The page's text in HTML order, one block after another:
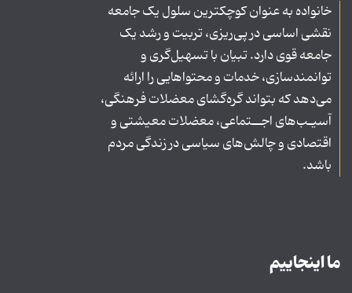
خانواده به عنوان کوچکترین سلول یک جامعه
نقشی اساسی در پی‌ریزی، تربیت و رشد یک
جامعه قوی دارد. تبیان با تسهیل‌گری و
توانمندسازی، خدمات و محتواهایی را ارائه
می‌دهد که بتواند گره‌گشای معضلات فرهنگی،
آسیـب‌های اجــتماعی، معضلات معیشتی و
اقتصادی و چالش‌های سیاسی در زندگی مردم
باشد.
ما اینجاییم